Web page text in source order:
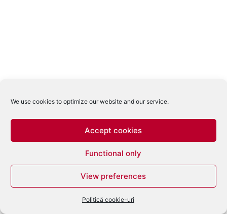
We use cookies to optimize our website and our service.
Accept cookies
Functional only
View preferences
Politică cookie-uri